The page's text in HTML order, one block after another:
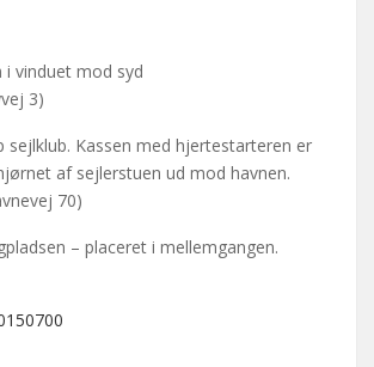
i vinduet mod syd
3)
sejlklub. Kassen med hjertestarteren er
af sejlerstuen ud mod havnen.
70)
– placeret i mellemgangen.